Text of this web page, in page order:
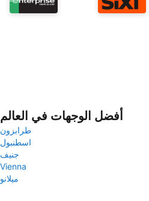
أفضل الوجهات في العالم
طرابزون
اسطنبول
جنيف
Vienna
ميلانو